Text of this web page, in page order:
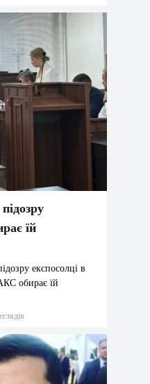
їй
експосолці в
обирає їй